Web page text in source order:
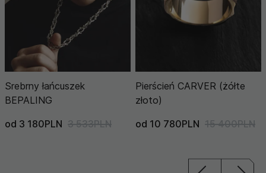
Srebrny łańcuszek
BEPALING
od 3 180PLN 3 533PLN
Pierścień CARVER (żółte
złoto)
od 10 780PLN 15 400PLN